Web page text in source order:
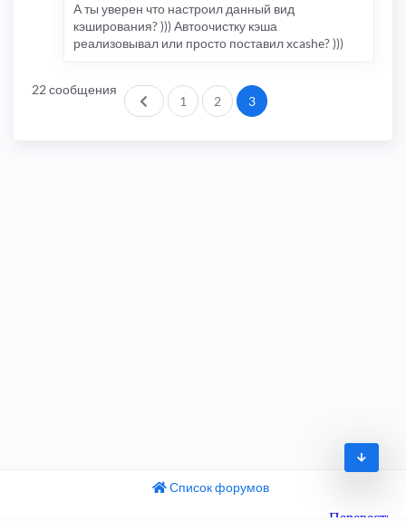
А ты уверен что настроил данный вид
кэширования? ))) Автоочистку кэша
реализовывал или просто поставил xcashe? )))
22 сообщения
Пред.1 2 3
Список форумов